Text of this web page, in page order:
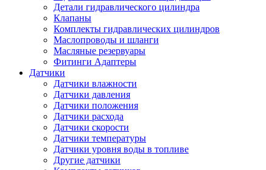
Детали гидравлического цилиндра
Клапаны
Комплекты гидравлических цилиндров
Маслопроводы и шланги
Масляные резервуары
Фитинги Адаптеры
Датчики
Датчики влажности
Датчики давления
Датчики положения
Датчики расхода
Датчики скорости
Датчики температуры
Датчики уровня воды в топливе
Другие датчики